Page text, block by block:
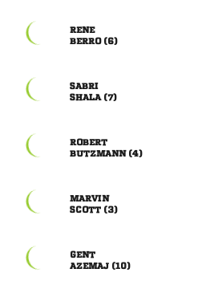

 

 

 

 

 